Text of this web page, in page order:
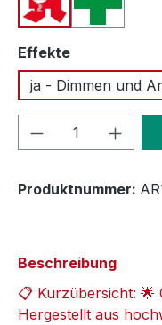
Apotheken A
Effekteauswählen
ja - Dimmen und
Produkt
Produktnummer:
Beschreibung
📋 Kurzübersicht: 🌟
Hergestellt aus